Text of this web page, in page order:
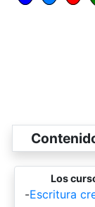
Los
-Escritura